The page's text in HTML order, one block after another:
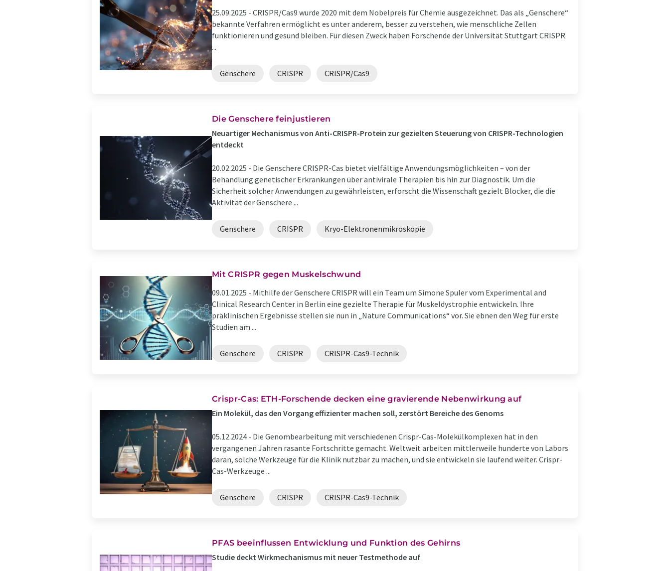
25.09.2025 - CRISPR/Cas9 wurde 2020 mit dem Nobelpreis für Chemie ausgezeichnet. Das als „Genschere“
bekannte Verfahren ermöglicht es unter anderem, besser zu verstehen, wie menschliche Zellen
funktionieren und gesund bleiben. Für diesen Zweck haben Forschende der Universität Stuttgart CRISPR
...
Genschere CRISPR CRISPR/Cas9
Die Genschere feinjustieren
Neuartiger Mechanismus von Anti-CRISPR-Protein zur gezielten Steuerung von CRISPR-Technologien
entdeckt
20.02.2025 - Die Genschere CRISPR-Cas bietet vielfältige Anwendungsmöglichkeiten – von der
Behandlung genetischer Erkrankungen über antivirale Therapien bis hin zur Diagnostik. Um die
Sicherheit solcher Anwendungen zu gewährleisten, erforscht die Wissenschaft gezielt Blocker, die die
Aktivität der Genschere ...
Genschere CRISPR Kryo-Elektronenmikroskopie
Mit CRISPR gegen Muskelschwund
09.01.2025 - Mithilfe der Genschere CRISPR will ein Team um Simone Spuler vom Experimental and
Clinical Research Center in Berlin eine gezielte Therapie für Muskeldystrophie entwickeln. Ihre
präklinischen Ergebnisse stellen sie nun in „Nature Communications“ vor. Sie ebnen den Weg für erste
Studien am ...
Genschere CRISPR CRISPR-Cas9-Technik
Crispr-Cas: ETH-Forschende decken eine gravierende Nebenwirkung auf
Ein Molekül, das den Vorgang effizienter machen soll, zerstört Bereiche des Genoms
05.12.2024 - Die Genombearbeitung mit verschiedenen Crispr-Cas-Molekülkomplexen hat in den
vergangenen Jahren rasante Fortschritte gemacht. Weltweit arbeiten mittlerweile hunderte von Labors
daran, solche Werkzeuge für die Klinik nutzbar zu machen, und sie entwickeln sie laufend weiter. Crispr-
Cas-Werkzeuge ...
Genschere CRISPR CRISPR-Cas9-Technik
PFAS beeinflussen Entwicklung und Funktion des Gehirns
Studie deckt Wirkmechanismus mit neuer Testmethode auf